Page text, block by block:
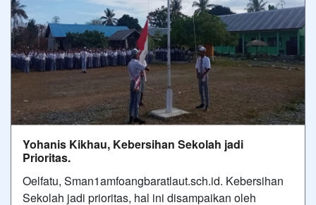
Yohanis Kikhau, Kebersihan Sekolah jadi
Prioritas.
Oelfatu, Sman1amfoangbaratlaut.sch.id. Kebersihan
Sekolah jadi prioritas, hal ini disampaikan oleh